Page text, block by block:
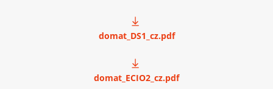
domat_DS1_cz.pdf
domat_ECIO2_cz.pdf